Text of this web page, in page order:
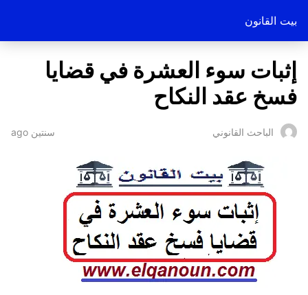
بيت القانون
إثبات سوء العشرة في قضايا
فسخ عقد النكاح
الباحث القانوني سنتين ago